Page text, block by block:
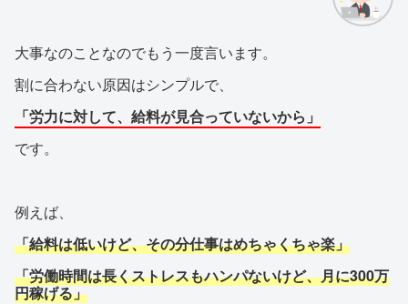
大事なのことなのでもう一度言います。
割に合わない原因はシンプルで、
「労力に対して、給料が見合っていないから」
です。
例えば、
「給料は低いけど、その分仕事はめちゃくちゃ楽」
「労働時間は長くストレスもハンパないけど、月に300万
円稼げる」